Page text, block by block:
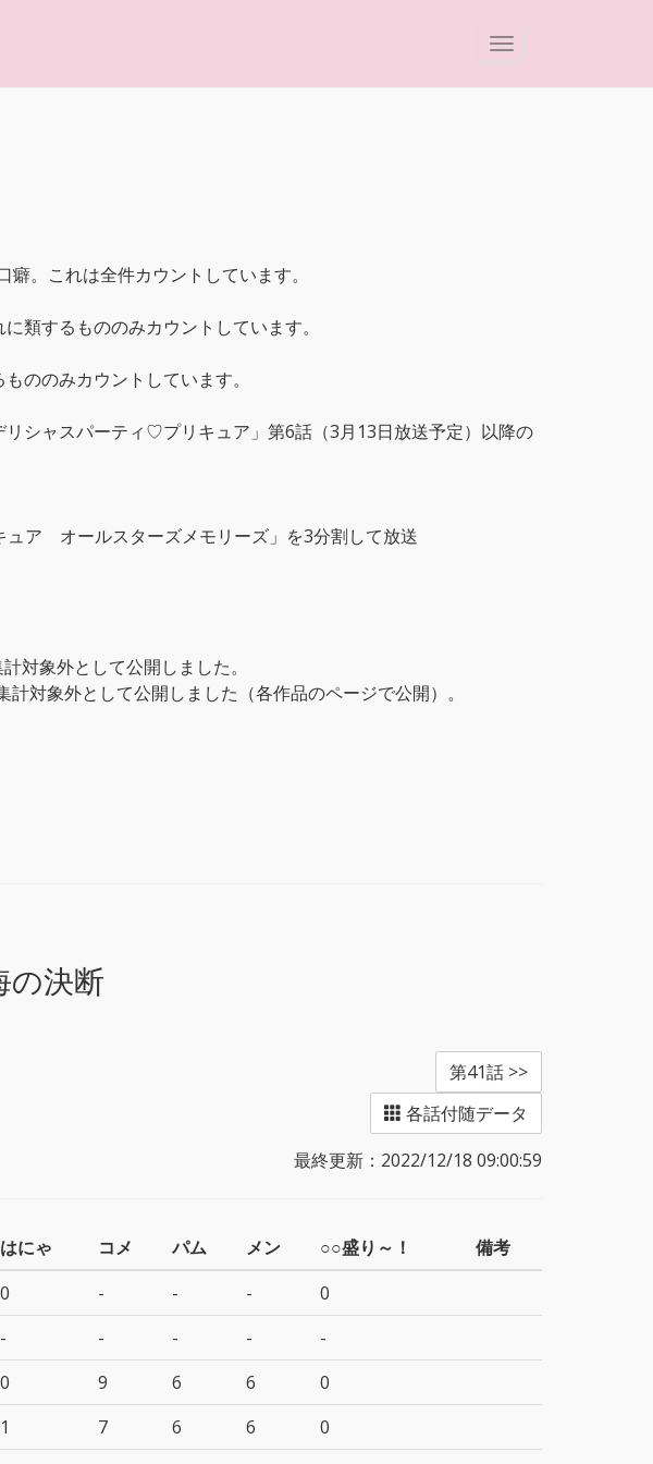
。これは全件カウントしています。
類するもののみカウントしています。
ののみカウントしています。
シャスパーティ♡プリキュア」第6話（3月13日放送予定）以降の
ア オールスターズメモリーズ」を3分割して放送
対象外として公開しました。
対象外として公開しました（各作品のページで公開）。
決断
第41話 >>
各話付随データ
最終更新：2022/12/18 09:00:59
はにゃ コメ パム メン ○○盛り～！
備考
0 - - -
0
- - - -
-
0 9 6 6
0
1 7 6 6
0